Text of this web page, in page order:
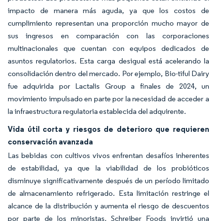
impacto de manera más aguda, ya que los costos de
cumplimiento representan una proporción mucho mayor de
sus ingresos en comparación con las corporaciones
multinacionales que cuentan con equipos dedicados de
asuntos regulatorios. Esta carga desigual está acelerando la
consolidación dentro del mercado. Por ejemplo, Bio-tiful Dairy
fue adquirida por Lactalis Group a finales de 2024, un
movimiento impulsado en parte por la necesidad de acceder a
la infraestructura regulatoria establecida del adquirente.
Vida útil corta y riesgos de deterioro que requieren
conservación avanzada
Las bebidas con cultivos vivos enfrentan desafíos inherentes
de estabilidad, ya que la viabilidad de los probióticos
disminuye significativamente después de un período limitado
de almacenamiento refrigerado. Esta limitación restringe el
alcance de la distribución y aumenta el riesgo de descuentos
por parte de los minoristas. Schreiber Foods invirtió una